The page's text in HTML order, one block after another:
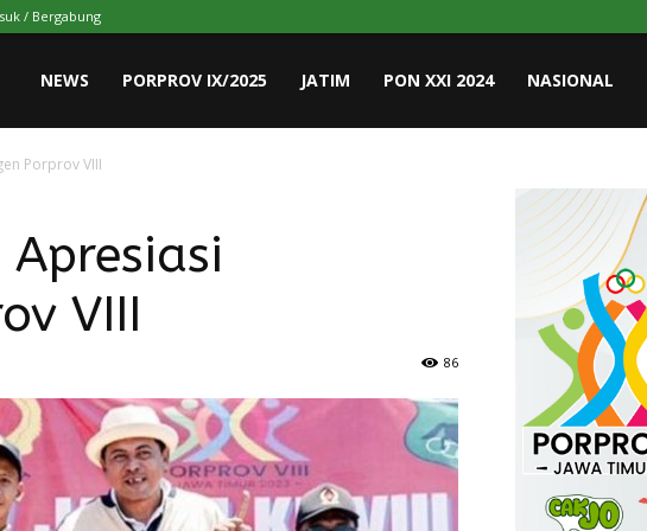
/ Bergabung
NEWS PORPROV IX/2025 JATIM PON XXI 2024 NASIONAL
Porprov VIII
VIII
86